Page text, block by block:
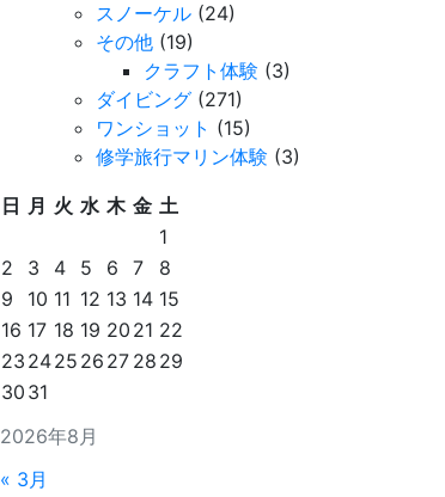
スノーケル (24)
その他 (19)
クラフト体験 (3)
ダイビング (271)
ワンショット (15)
修学旅行マリン体験 (3)
2026年8月
日 月 火 水 木 金 土
1
2
3 4 5 6 7
8
9
10 11 12 13 14 15
16 17 18 19 20 21 22
23 2425 26 27 28 29
30 31
« 3月